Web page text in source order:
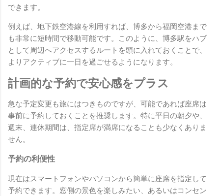
できます。
例えば、地下鉄空港線を利用すれば、博多から福岡空港まで
も非常に短時間で移動可能です。このように、博多駅をハブ
として周辺へアクセスするルートを頭に入れておくことで、
よりアクティブに一日を過ごせるようになります。
計画的な予約で安心感をプラス
急な予定変更も旅にはつきものですが、可能であれば座席は
事前に予約しておくことを推奨します。特に平日の朝夕や、
週末、連休期間は、指定席が満席になることも少なくありま
せん。
予約の利便性
現在はスマートフォンやパソコンから簡単に座席を指定して
予約できます。窓側の景色を楽しみたい、あるいはコンセン